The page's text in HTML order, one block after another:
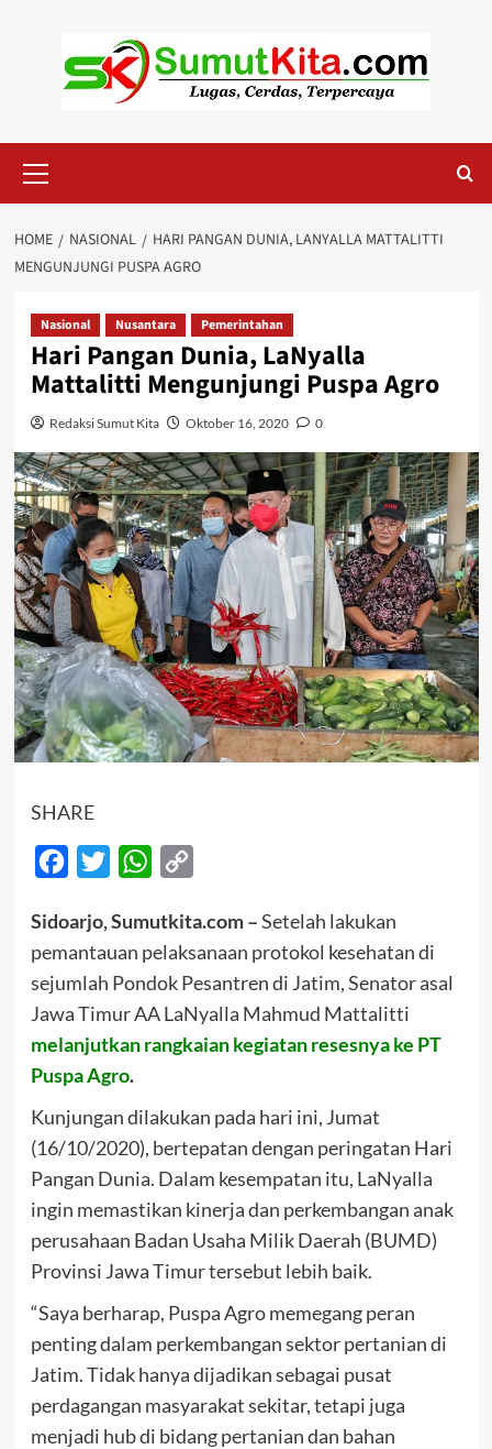
Menu
HOME NASIONAL
HARI PANGAN DUNIA, LANYALLA MATTALITTI
MENGUNJUNGI PUSPA AGRO
Nasional Nusantara Pemerintahan
Hari Pangan Dunia, LaNyalla
Mattalitti Mengunjungi Puspa Agro
Redaksi Sumut Kita Oktober 16, 2020 0
SHARE
Facebook
Twitter WhatsApp
Sidoarjo, Sumutkita.com –Setelah lakukan
pemantauan pelaksanaan protokol kesehatan di
sejumlah Pondok Pesantren di Jatim, Senator asal
Jawa Timur AA LaNyalla Mahmud Mattalitti
melanjutkan rangkaian kegiatan resesnya ke PT
Puspa Agro.
Kunjungan dilakukan pada hari ini, Jumat
(16/10/2020), bertepatan dengan peringatan Hari
Pangan Dunia. Dalam kesempatan itu, LaNyalla
ingin memastikan kinerja dan perkembangan anak
perusahaan Badan Usaha Milik Daerah (BUMD)
Provinsi Jawa Timur tersebut lebih baik.
“Saya berharap, Puspa Agro memegang peran
penting dalam perkembangan sektor pertanian di
Jatim. Tidak hanya dijadikan sebagai pusat
perdagangan masyarakat sekitar, tetapi juga
menjadi hub di bidang pertanian dan bahan